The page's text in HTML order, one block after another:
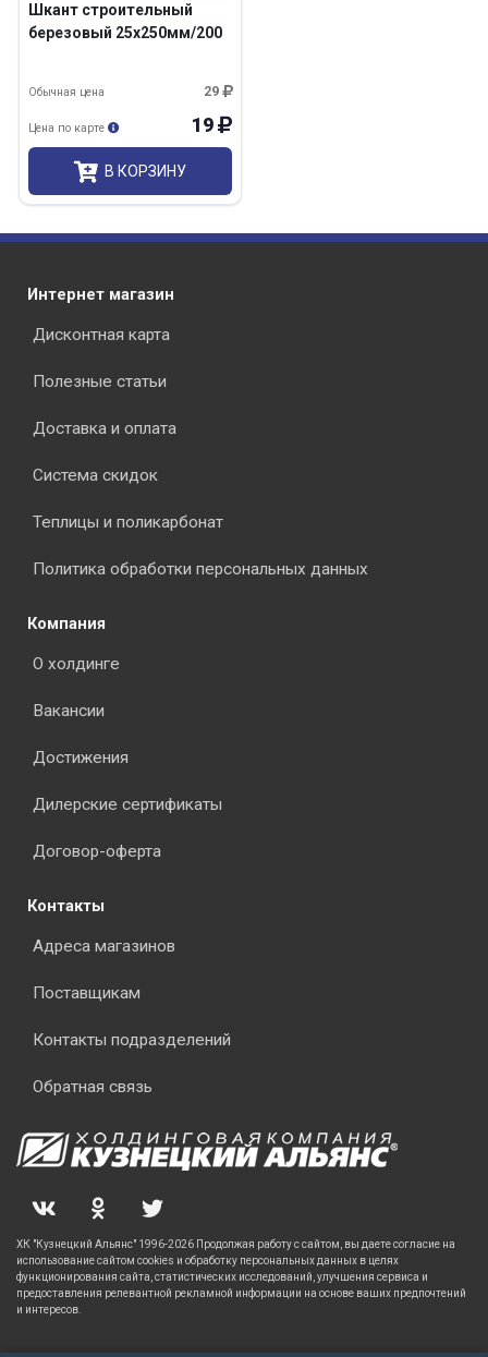
Шкант строительный
березовый 25х250мм/200
29
Обычная цена
19
Цена по карте
В КОРЗИНУ
Интернет магазин
Дисконтная карта
Полезные статьи
Доставка и оплата
Система скидок
Теплицы и поликарбонат
Политика обработки персональных данных
Компания
О холдинге
Вакансии
Достижения
Дилерские сертификаты
Договор-оферта
Контакты
Адреса магазинов
Поставщикам
Контакты подразделений
Обратная связь
ХК "Кузнецкий Альянс" 1996-2026 Продолжая работу с сайтом, вы даете согласие на
использование сайтом cookies и обработку персональных данных в целях
функционирования сайта, статистических исследований, улучшения сервиса и
предоставления релевантной рекламной информации на основе ваших предпочтений
и интересов.